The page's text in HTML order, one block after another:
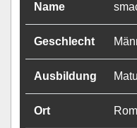
Name
Geschlecht
Ausbildung
Ort